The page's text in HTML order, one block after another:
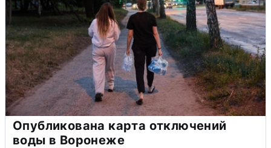
Опубликована карта отключений
воды в Воронеже